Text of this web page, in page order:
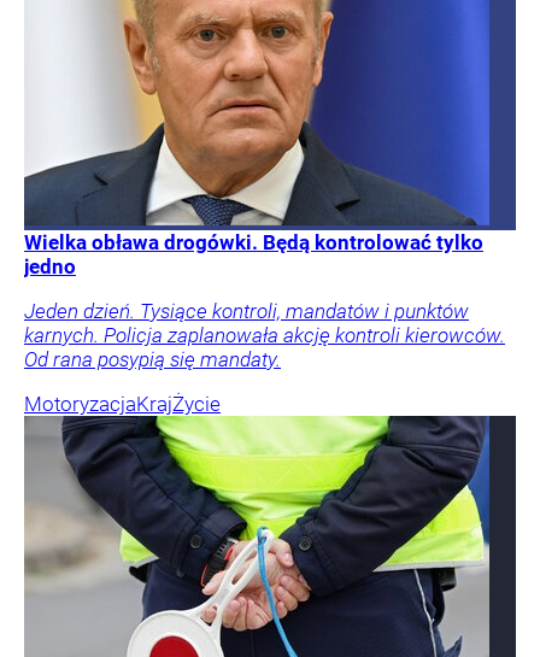
Wielka obława drogówki. Będą kontrolować tylko
jedno
Jeden dzień. Tysiące kontroli, mandatów i punktów
karnych. Policja zaplanowała akcję kontroli kierowców.
Od rana posypią się mandaty.
MotoryzacjaKrajŻycie